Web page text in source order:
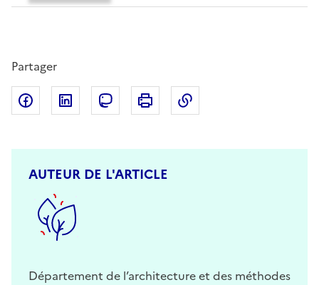
Partager
Partager sur Facebook
Partager sur LinkedIn
Partager sur Mastodon
Imprimer
AUTEUR DE L'ARTICLE
Département de l’architecture et des méthodes